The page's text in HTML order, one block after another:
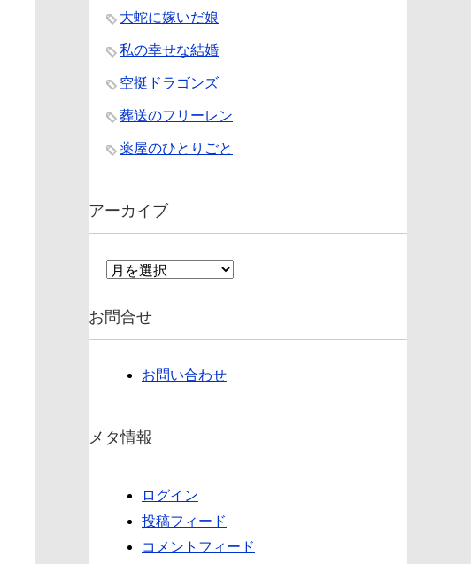
大蛇に嫁いだ娘
私の幸せな結婚
空挺ドラゴンズ
葬送のフリーレン
薬屋のひとりごと
アーカイブ
ア
イ
ブ
お問合せ
お問い合わせ
メタ情報
ログイン
投稿フィード
コメントフィード